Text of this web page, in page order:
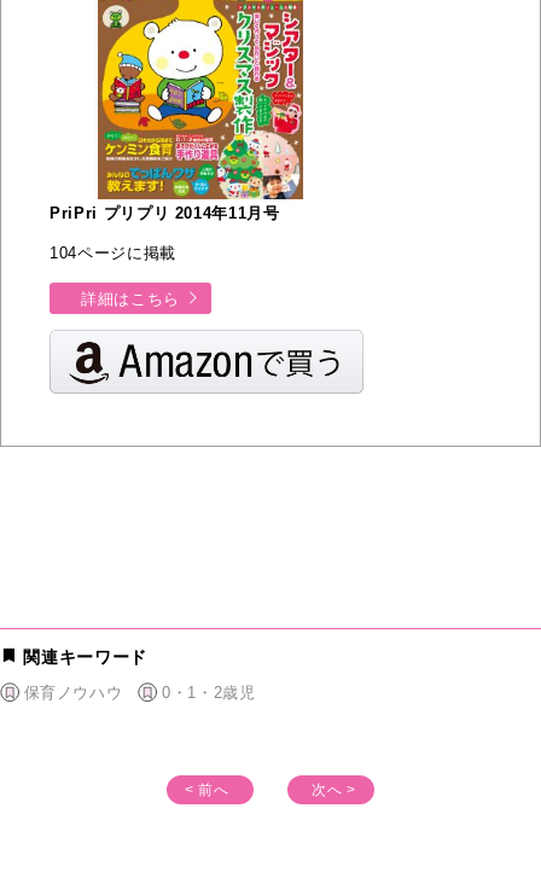
PriPri プリプリ 2014年11月号
104ページに掲載
詳細はこちら
関連キーワード
保育ノウハウ 0・1・2歳児
< 前へ 次へ >